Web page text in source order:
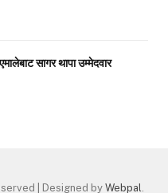
सागर थापा उम्मेदवार
| Designed by Webpal.